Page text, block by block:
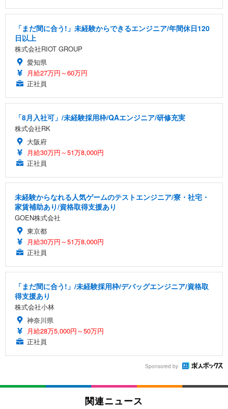
「まだ間に合う!」未経験からできるエンジニア/年間休日120
日以上
株式会社RIOT GROUP
愛知県
月給27万円～60万円
正社員
「8月入社可」/未経験採用枠/QAエンジニア/研修充実
株式会社RK
大阪府
月給30万円～51万8,000円
正社員
未経験からなれる人気ゲームのテストエンジニア/寮・社宅・
家賃補助あり/資格取得支援あり
GOEN株式会社
東京都
月給30万円～51万8,000円
正社員
「まだ間に合う!」/未経験採用枠/デバッグエンジニア/資格取
得支援あり
株式会社小林
神奈川県
月給28万5,000円～50万円
正社員
Sponsored by
関連ニュース